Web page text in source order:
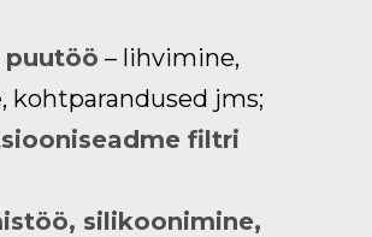
puutöö – lihvimine,
kohtparandused jms;
filtri
silikoonimine,